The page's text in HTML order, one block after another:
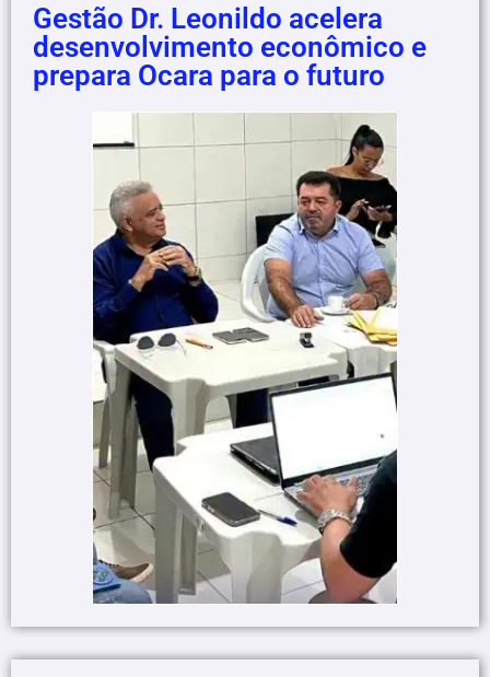
Gestão Dr. Leonildo acelera
desenvolvimento econômico e
prepara Ocara para o futuro